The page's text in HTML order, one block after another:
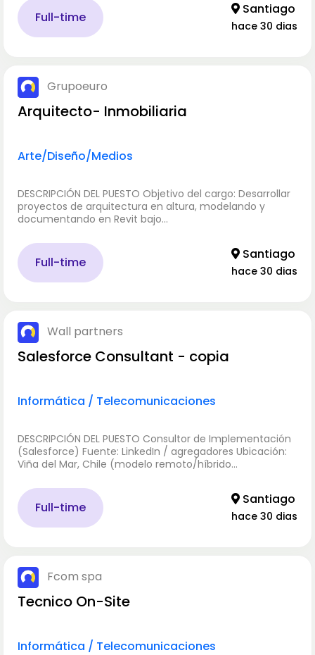
Full-time
Santiago
hace 30 dias
Grupoeuro
Arquitecto- Inmobiliaria
Arte/Diseño/Medios
DESCRIPCIÓN DEL PUESTO Objetivo del cargo: Desarrollar
proyectos de arquitectura en altura, modelando y
documentando en Revit bajo…
Full-time
Santiago
hace 30 dias
Wall partners
Salesforce Consultant - copia
Informática / Telecomunicaciones
DESCRIPCIÓN DEL PUESTO Consultor de Implementación
(Salesforce) Fuente: LinkedIn / agregadores Ubicación:
Viña del Mar, Chile (modelo remoto/híbrido…
Full-time
Santiago
hace 30 dias
Fcom spa
Tecnico On-Site
Informática / Telecomunicaciones